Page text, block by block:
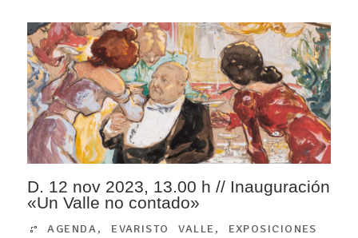
D. 12 nov 2023, 13.00 h // Inauguración
«Un Valle no contado»
AGENDA, EVARISTO VALLE , EXPOSICIONES